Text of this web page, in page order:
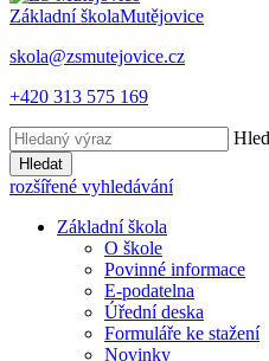
Základní školaMutějovice
skola@zsmutejovice.cz
+420 313 575 169
Hledat
rozšířené vyhledávání
Základní škola
O škole
Povinné informace
E-podatelna
Úřední deska
Formuláře ke stažení
Novinky